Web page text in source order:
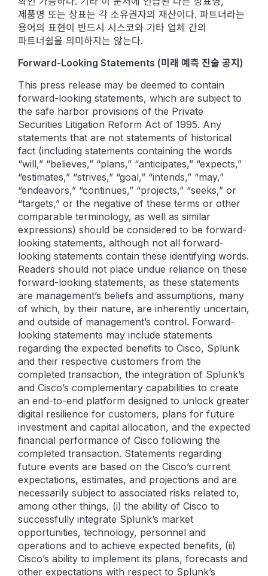
제품명 또는 상표는 각 소유권자의 재산이다. 파트너라는
용어의 표현이 반드시 시스코와 기타 업체 간의
파트너쉽을 의미하지는 않는다.
Forward-Looking Statements (미래 예측 진술 공지)
This press release may be deemed to contain
forward-looking statements, which are subject to
the safe harbor provisions of the Private
Securities Litigation Reform Act of 1995. Any
statements that are not statements of historical
fact (including statements containing the words
“will,” “believes,” “plans,” “anticipates,” “expects,”
“estimates,” “strives,” “goal,” “intends,” “may,”
“endeavors,” “continues,” “projects,” “seeks,” or
“targets,” or the negative of these terms or other
comparable terminology, as well as similar
expressions) should be considered to be forward-
looking statements, although not all forward-
looking statements contain these identifying words.
Readers should not place undue reliance on these
forward-looking statements, as these statements
are management’s beliefs and assumptions, many
of which, by their nature, are inherently uncertain,
and outside of management’s control. Forward-
looking statements may include statements
regarding the expected benefits to Cisco, Splunk
and their respective customers from the
completed transaction, the integration of Splunk’s
and Cisco’s complementary capabilities to create
an end-to-end platform designed to unlock greater
digital resilience for customers, plans for future
investment and capital allocation, and the expected
financial performance of Cisco following the
completed transaction. Statements regarding
future events are based on the Cisco’s current
expectations, estimates, and projections and are
necessarily subject to associated risks related to,
among other things, (i) the ability of Cisco to
successfully integrate Splunk’s market
opportunities, technology, personnel and
operations and to achieve expected benefits, (ii)
Cisco’s ability to implement its plans, forecasts and
other expectations with respect to Splunk’s